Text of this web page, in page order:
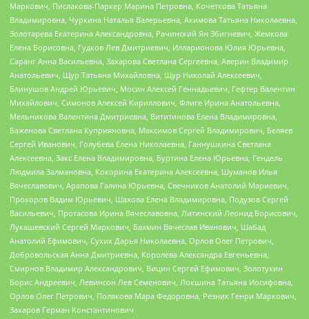
Маркович, Пислакова-Паркер Марина Петровна, Кочеткова Татьяна
Владимировна, Чуркина Наталья Валерьевна, Акимова Татьяна Николаевна,
Золотарева Екатерина Александровна, Рачинский Ян Збигневич, Жемкова
Елена Борисовна, Гудков Лев Дмитриевич, Илларионова Юлия Юрьевна,
Саранг Анна Васильевна, Захарова Светлана Сергеевна, Аверин Владимир
Анатольевич, Щур Татьяна Михайловна, Щур Николай Алексеевич,
Блинушов Андрей Юрьевич, Мосин Алексей Геннадьевич, Гефтер Валентин
Михайлович, Симонов Алексей Кириллович, Флиге Ирина Анатольевна,
Мельникова Валентина Дмитриевна, Вититинова Елена Владимировна,
Баженова Светлана Куприяновна, Максимов Сергей Владимирович, Беляев
Сергей Иванович, Голубева Елена Николаевна, Ганнушкина Светлана
Алексеевна, Закс Елена Владимировна, Буртина Елена Юрьевна, Гендель
Людмила Залмановна, Кокорина Екатерина Алексеевна, Шуманов Илья
Вячеславович, Арапова Галина Юрьевна, Свечников Анатолий Мариевич,
Прохоров Вадим Юрьевич, Шахова Елена Владимировна, Подузов Сергей
Васильевич, Протасова Ирина Вячеславовна, Литинский Леонид Борисович,
Лукашевский Сергей Маркович, Бахмин Вячеслав Иванович, Шабад
Анатолий Ефимович, Сухих Дарья Николаевна, Орлов Олег Петрович,
Добровольская Анна Дмитриевна, Королева Александра Евгеньевна,
Смирнов Владимир Александрович, Вицин Сергей Ефимович, Золотухин
Борис Андреевич, Левинсон Лев Семенович, Локшина Татьяна Иосифовна,
Орлов Олег Петрович, Полякова Мара Федоровна, Резник Генри Маркович,
Захаров Герман Константинович